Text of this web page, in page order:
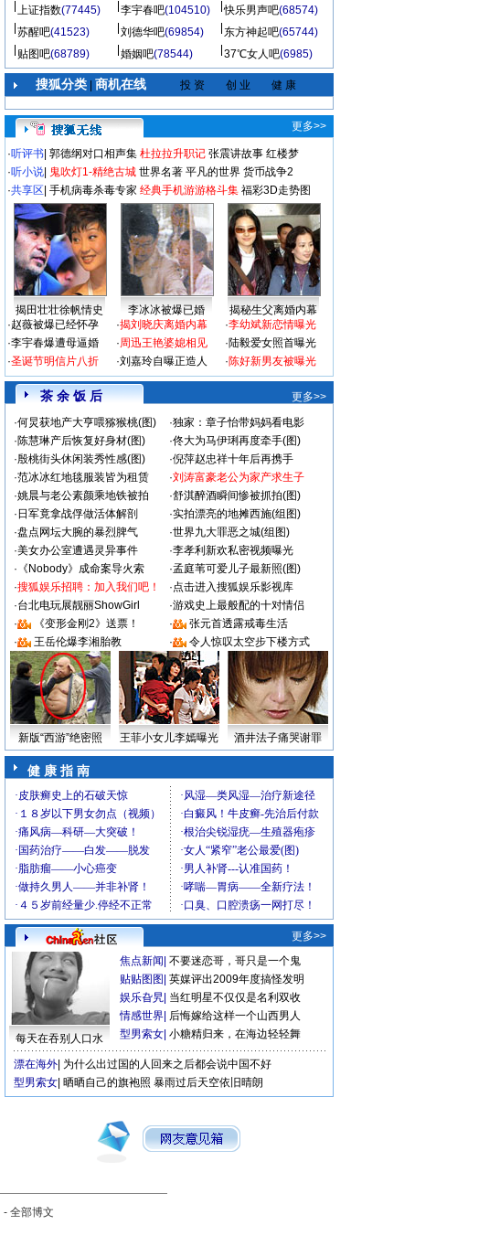
上证指数(77445) 李宇春吧(104510) 快乐男声吧(68574)
苏醒吧(41523) 刘德华吧(69854) 东方神起吧(65744)
贴图吧(68789) 婚姻吧(78544) 37℃女人吧(6985)
搜狐分类| 商机在线 投 资 创 业 健 康
更多>>
·听评书 郭德纲对口相声集 杜拉拉升职记 张震讲故事 红楼梦
·听小说 鬼吹灯1-精绝古城 世界名著 平凡的世界 货币战争2
·共享区 手机病毒杀毒专家 经典手机游游格斗集 福彩3D走势图
揭田壮壮徐帆情史 李冰冰被爆已婚
揭秘生父离婚内幕
·赵薇被爆已经怀孕
·李宇春爆遭母逼婚
·圣诞节明信片八折
·揭刘晓庆离婚内幕
·周迅王艳婆媳相见
·刘嘉玲自曝正造人
·李幼斌新恋情曝光
·陆毅爱女照首曝光
·陈好新男友被曝光
茶 余 饭 后
更多>>
·何炅获地产大亨喂猕猴桃(图) ·独家：章子怡带妈妈看电影
·陈慧琳产后恢复好身材(图) ·佟大为马伊琍再度牵手(图)
·殷桃街头休闲装秀性感(图) ·倪萍赵忠祥十年后再携手
·范冰冰红地毯服装皆为租赁 ·刘涛富豪老公为家产求生子
·姚晨与老公素颜乘地铁被拍 ·舒淇醉酒瞬间惨被抓拍(图)
· 日军竟拿战俘做活体解剖 ·实拍漂亮的地摊西施(组图)
·盘点网坛大腕的暴烈脾气 ·世界九大罪恶之城(组图)
·美女办公室遭遇灵异事件 ·李孝利新欢私密视频曝光
· 《Nobody》成命案导火索 ·孟庭苇可爱儿子最新照(图)
·搜狐娱乐招聘：加入我们吧！ ·点击进入搜狐娱乐影视库
·台北电玩展靓丽ShowGirl ·游戏史上最般配的十对情侣
·
《变形金刚2》送票！ ·
张元首透露戒毒生活
·
王岳伦爆李湘胎教 · 令人惊叹太空步下楼方式
新版“西游”绝密照 王菲小女儿李嫣曝光 酒井法子痛哭谢罪
健 康 指 南
更多>>
每天在吞别人口水
焦点新闻 不要迷恋哥，哥只是一个鬼
贴贴图图 英媒评出2009年度搞怪发明
娱乐旮旯 当红明星不仅仅是名利双收
情感世界 后悔嫁给这样一个山西男人
型男索女 小糖精归来，在海边轻轻舞
漂在海外 为什么出过国的人回来之后都会说中国不好
型男索女 晒晒自己的旗袍照 暴雨过后天空依旧晴朗
- 全部博文